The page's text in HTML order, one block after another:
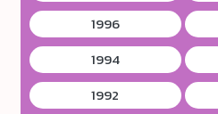
1996
1994
1992